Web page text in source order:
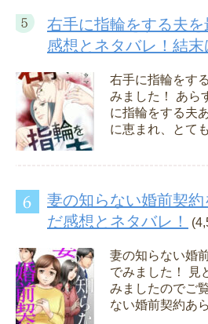
右手に指輪をする夫
感想とネタバレ！結末
右手に指輪をす
みました！ あら
に指輪をする夫
に恵まれ、とて
妻の知らない婚前契
だ感想とネタバレ！
妻の知らない婚
でみました！ 見
みましたのでご
ない婚前契約あ